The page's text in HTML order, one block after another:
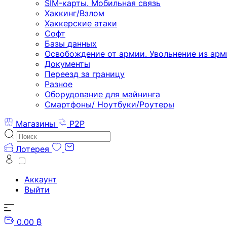
SIM-карты. Мобильная связь
Хаккинг/Взлом
Хаккерские атаки
Софт
Базы данных
Освобождение от армии. Увольнение из
Документы
Переезд за границу
Разное
Оборудование для майнинга
Смартфоны/ Ноутбуки/Роутеры
Магазины
P2P
Лотерея
Аккаунт
Выйти
0.00 ₿